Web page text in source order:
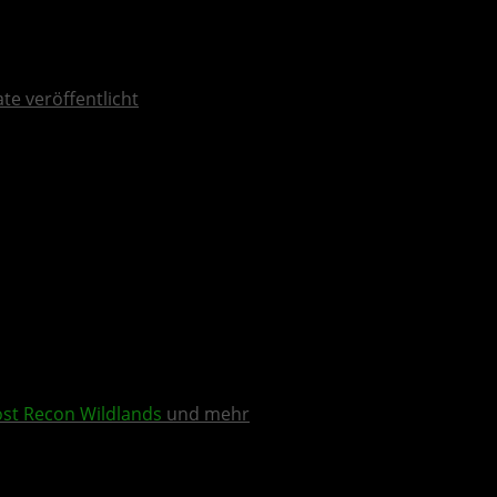
veröffentlicht
Recon Wildlands und mehr